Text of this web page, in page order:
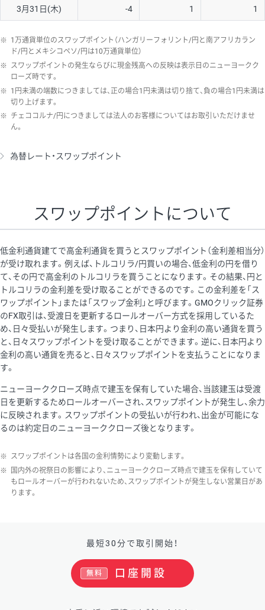
3月31日(木) -4 1 1
※ 1万通貨単位のスワップポイント（ハンガリーフォリント/円と南アフリカラン
ド/円とメキシコペソ/円は10万通貨単位）
※ スワップポイントの発生ならびに現金残高への反映は表示日のニューヨークク
ローズ時です。
※ 1円未満の端数につきましては、正の場合1円未満は切り捨て、負の場合1円未満は
切り上げます。
※ チェココルナ/円につきましては法人のお客様についてはお取引いただけませ
ん。
為替レート・スワップポイント
スワップポイントについて
低金利通貨建てで高金利通貨を買うとスワップポイント（金利差相当分）
が受け取れます。例えば、トルコリラ/円買いの場合、低金利の円を借り
て、その円で高金利のトルコリラを買うことになります。その結果、円と
トルコリラの金利差を受け取ることができるのです。この金利差を「ス
ワップポイント」または「スワップ金利」と呼びます。GMOクリック証券
のFX取引は、受渡日を更新するロールオーバー方式を採用しているた
め、日々受払いが発生します。つまり、日本円より金利の高い通貨を買う
と、日々スワップポイントを受け取ることができます。逆に、日本円より
金利の高い通貨を売ると、日々スワップポイントを支払うことになりま
す。
ニューヨーククローズ時点で建玉を保有していた場合、当該建玉は受渡
日を更新するためロールオーバーされ、スワップポイントが発生し、余力
に反映されます。スワップポイントの受払いが行われ、出金が可能にな
るのは約定日のニューヨーククローズ後となります。
※ スワップポイントは各国の金利情勢により変動します。
※
国内外の祝祭日の影響により、ニューヨーククローズ時点で建玉を保有していて
もロールオーバーが行われないため、スワップポイントが発生しない営業日があ
ります。
最短30分で取引開始！
口座開設
無料